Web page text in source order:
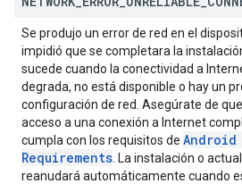
Se produjo un error de red en el
impidió que se completara la
sucede cuando la conectividad a
degrada, no está disponible o hay un
configuración de red. Asegúrate de
acceso a una conexión a Internet
cumpla con los requisitos de
Requirements . La instalación o
reanudará automáticamente cuando